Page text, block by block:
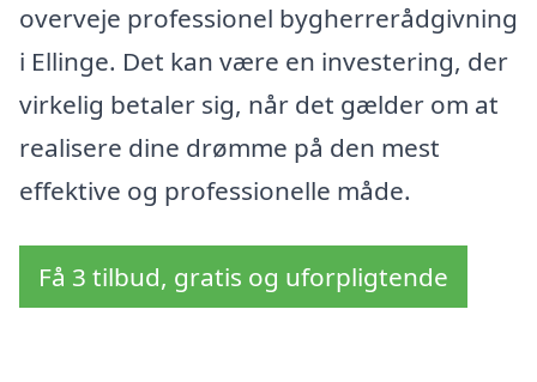
overveje professionel bygherrerådgivning
i Ellinge. Det kan være en investering, der
virkelig betaler sig, når det gælder om at
realisere dine drømme på den mest
effektive og professionelle måde.
Få 3 tilbud, gratis og uforpligtende